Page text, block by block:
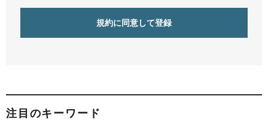
注目のキーワード